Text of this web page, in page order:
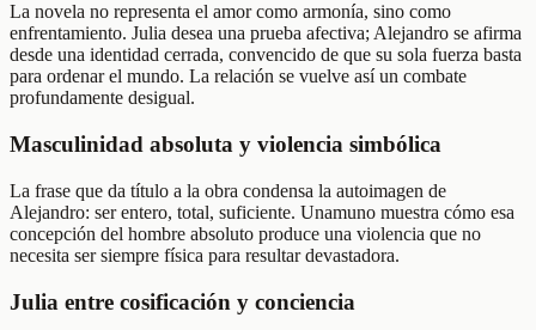
La novela no representa el amor como armonía, sino como
enfrentamiento. Julia desea una prueba afectiva; Alejandro se afirma
desde una identidad cerrada, convencido de que su sola fuerza basta
para ordenar el mundo. La relación se vuelve así un combate
profundamente desigual.
Masculinidad absoluta y violencia simbólica
La frase que da título a la obra condensa la autoimagen de
Alejandro: ser entero, total, suficiente. Unamuno muestra cómo esa
concepción del hombre absoluto produce una violencia que no
necesita ser siempre física para resultar devastadora.
Julia entre cosificación y conciencia